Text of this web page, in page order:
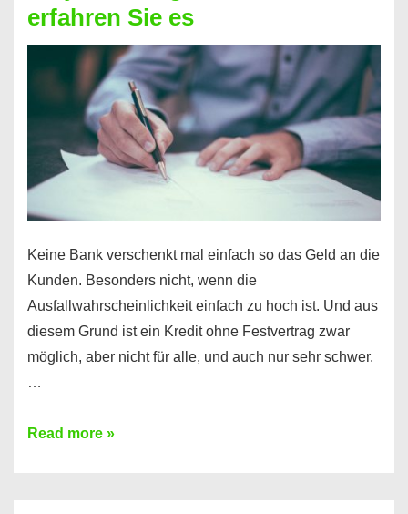
nicht
nur
für
Handy
möglich!
erfahren Sie es
Keine Bank verschenkt mal einfach so das Geld an die
Kunden. Besonders nicht, wenn die
Ausfallwahrscheinlichkeit einfach zu hoch ist. Und aus
diesem Grund ist ein Kredit ohne Festvertrag zwar
möglich, aber nicht für alle, und auch nur sehr schwer.
…
Ist
Read more »